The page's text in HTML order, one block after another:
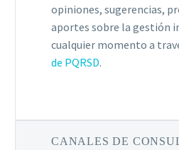
opiniones, sugerencias,
aportes sobre la gestión
cualquier momento a
de PQRSD.
CANALES DE